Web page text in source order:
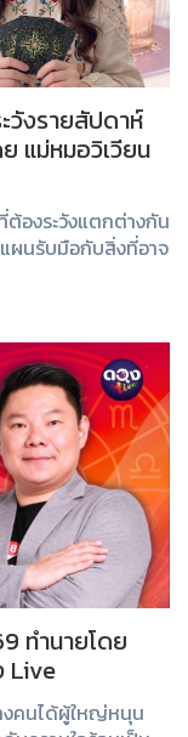
วังรายสัปดาห์
แม่หมอวิเวียน
องระวังแตกต่างกัน
แผนรับมือกับสิ่งที่อาจ
ทำนายโดย
Live
งคนได้ผู้ใหญ่หนุน